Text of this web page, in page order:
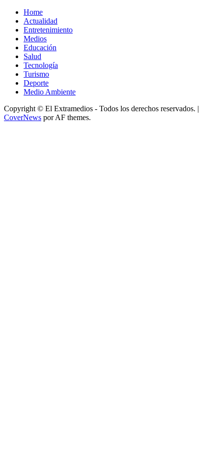
Home
Actualidad
Entretenimiento
Medios
Educación
Salud
Tecnología
Turismo
Deporte
Medio Ambiente
Copyright © El Extramedios - Todos los derechos reservados. |
CoverNews por AF themes.